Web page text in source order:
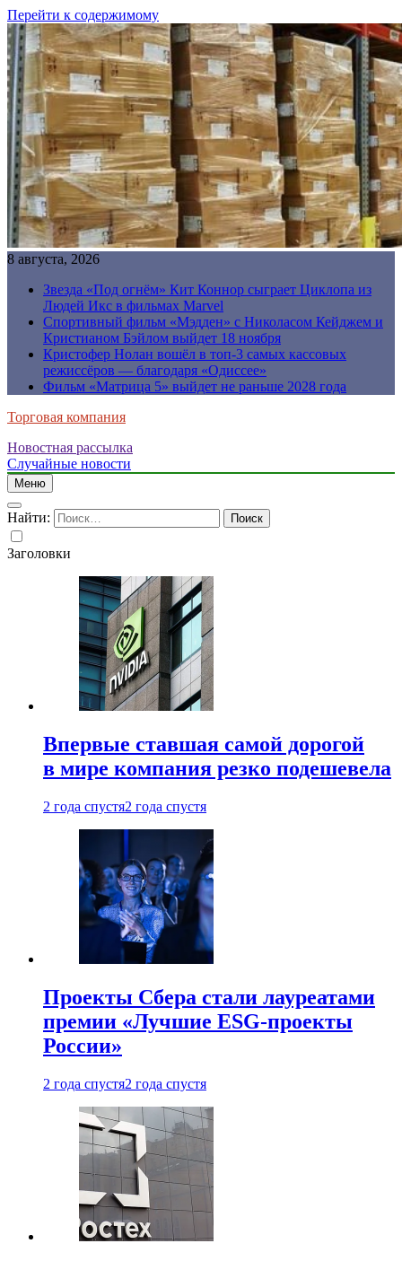
Перейти к содержимому
8 августа, 2026
Звезда «Под огнём» Кит Коннор сыграет Циклопа из
Людей Икс в фильмах Marvel
Спортивный фильм «Мэдден» с Николасом Кейджем и
Кристианом Бэйлом выйдет 18 ноября
Кристофер Нолан вошёл в топ-3 самых кассовых
режиссёров — благодаря «Одиссее»
Фильм «Матрица 5» выйдет не раньше 2028 года
Торговая компания
Новостная рассылка
Случайные новости
Меню
Найти:
Заголовки
Впервые ставшая самой дорогой
в мире компания резко подешевела
2 года спустя2 года спустя
Проекты Сбера стали лауреатами
премии «Лучшие ESG-проекты
России»
2 года спустя2 года спустя